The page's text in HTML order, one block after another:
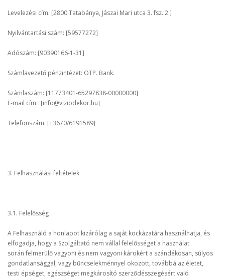
Levelezési cím: [2800 Tatabánya, Jászai Mari utca 3. fsz. 2.]
Nyilvántartási szám: [59577272]
Adószám: [90390166-1-31]
Számlavezető pénzintézet: OTP. Bank.
Számlaszám: [11773401-65297838-00000000]
E-mail cím: [info@viziodekor.hu]
Telefonszám: [+3670/6191589]
3. Felhasználási feltételek
3.1. Felelősség
A Felhasználó a honlapot kizárólag a saját kockázatára használhatja, és
elfogadja, hogy a Szolgáltató nem vállal felelősséget a használat
során felmerülő vagyoni és nem vagyoni károkért a szándékosan, súlyos
gondatlansággal, vagy bűncselekménnyel okozott, továbbá az életet,
testi épséget, egészséget megkárosító szerződésszegésért való